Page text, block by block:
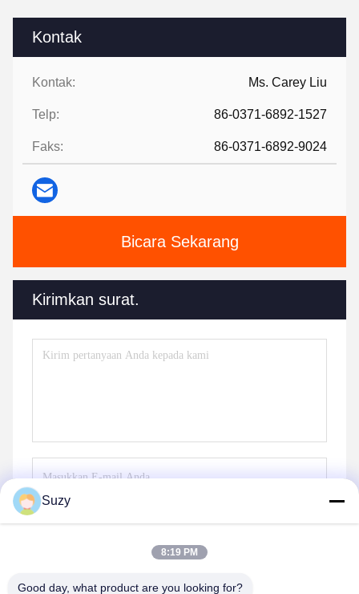
Kontak
Kontak: Ms. Carey Liu
Telp: 86-0371-6892-1527
Faks: 86-0371-6892-9024
Bicara Sekarang
Kirimkan surat.
Kirim
Suzy
8:19 PM
Good day, what product are you looking for?